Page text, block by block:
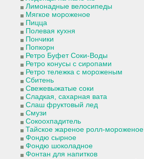
Лимонадные велосипеды
Мягкое мороженое
Пицца
Полевая кухня
Пончики
Попкорн
Ретро Буфет Соки-Воды
Ретро конусы с сиропами
Ретро тележка с мороженым
Сбитень
Свежевыжатые соки
Сладкая, сахарная вата
Слаш фруктовый лед
Смузи
Сокоохпадитель
Тайское жареное ролл-мороженое
Фондю сырное
Фондю шоколадное
Фонтан для напитков